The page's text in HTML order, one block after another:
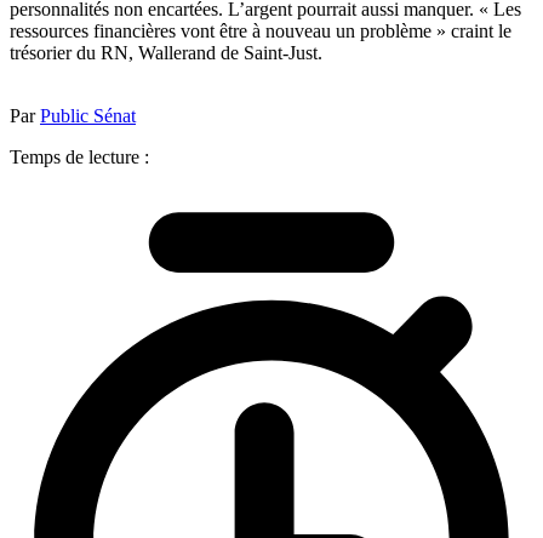
personnalités non encartées. L’argent pourrait aussi manquer. « Les
ressources financières vont être à nouveau un problème » craint le
trésorier du RN, Wallerand de Saint-Just.
ParPublic Sénat
Temps de lecture :